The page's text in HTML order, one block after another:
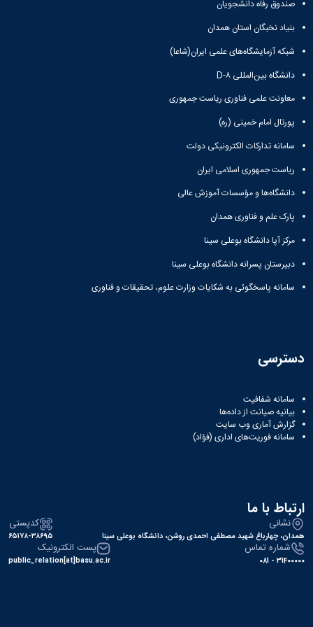
نشریات
فصلنامه
معاونت
پژوهش
فناوری
نشریه
مطالعات
فرهنگی
فهرست
نشریات
علمی
معتبر
صندوق رفاه دانشجویان
بنیاد نخبگان استان همدان
شبکه آزمایشگاه‌های علمی ایران(شاعا)
دانشگاه بین‌المللی D-۸
معاونت علمی فناوری ریاست جمهوری
پورتال امام خمینی (ره)
سامانه تدارکات الکترونیکی دولت
ریاست جمهوری اسلامی ایران
دانشگاه‌ها و مؤسسات آموزش عالی
پارک علم و فناوری همدان
مرکز آپا دانشگاه بوعلی سینا
دبیرستان پسرانه دانشگاه بوعلی سینا
سامانه پاسخگوئی به شکایات وزارت علوم، تحقیقات و فناوری
دسترسی
سامانه شفافیت
بیانیه صیانت از داده‌ها
گزارش آماری وب‌ سایت
سامانه فوریت‌های اداری (فؤاد)
ارتباط با ما
نشانی
همدان، چهارباغ شهید مصطفی احمدی روشن، دانشگاه بوعلی سینا
کدپستی
۶۵۱۷۸-۳۸۶۹۵
شماره تماس
31400000 - 081
پست الکترونیک
public_relation[at]basu.ac.ir